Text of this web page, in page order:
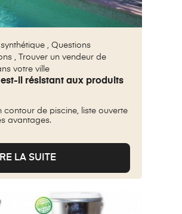
Questions
Trouver un vendeur de
votre ville
il résistant aux produits
contour de piscine, liste ouverte
avantages.
LA SUITE